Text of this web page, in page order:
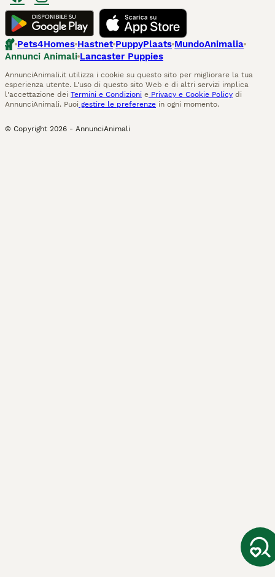
Pets4Homes Hastnet PuppyPlaats MundoAnimalia
Annunci Animali Lancaster Puppies
AnnunciAnimali.it utilizza i cookie su questo sito per migliorare la tua
esperienza utente. L'uso di questo sito Web e di altri servizi implica
l'accettazione dei Termini e Condizioni e Privacy e Cookie Policy di
AnnunciAnimali. Puoi gestire le preferenze in ogni momento.
© Copyright 2026 - AnnunciAnimali